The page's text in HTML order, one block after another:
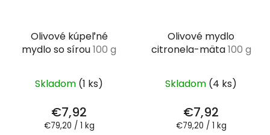
Olivové kúpeľné
mydlo so sírou100 g
Skladom (1 ks)
€7,92
Jednotková
€79,20 / 1 kg
Olivové mydlo
citronela-mäta100 g
Skladom (4 ks)
€7,92
Jednotková
€79,20 / 1 kg